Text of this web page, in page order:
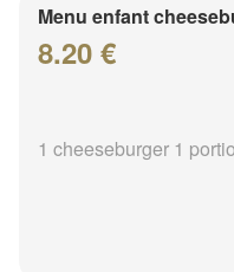
Menu enfant
8.20 €
1 cheeseburger 1